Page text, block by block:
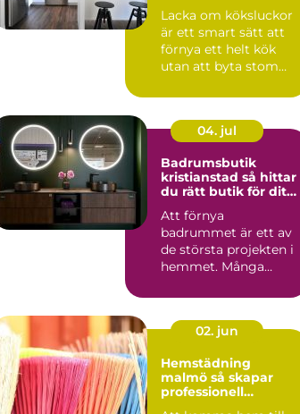
Lacka om köksluckor
är ett smart sätt att
förnya ett helt kök
utan att byta stomme
04. jul
Badrumsbutik
kristianstad så hittar
du rätt butik för ditt
Att förnya
badrummet är ett av
de största projekten i
hemmet. Många
efter en bad...
02. jun
Hemstädning
malmö så skapar
professionell